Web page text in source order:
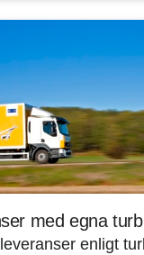
med egna
enligt